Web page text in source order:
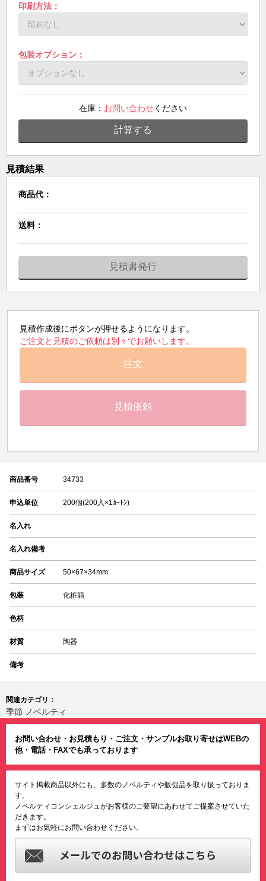
印刷方法：
包装オプション：
在庫： お問い合わせください
計算する
見積結果
商品代：
送料：
見積書発行
見積作成後にボタンが押せるようになります。
ご注文と見積のご依頼は別々でお願いします。
注文
見積依頼
商品番号 34733
申込単位 200個(200入×1ｶｰﾄﾝ)
名入れ
名入れ備考
商品サイズ 50×67×34mm
包装 化粧箱
色柄
材質 陶器
備考
関連カテゴリ：
季節 ノベルティ
お問い合わせ・お見積もり・ご注文・サンプルお取り寄せはWEBの
他・電話・FAXでも承っております
サイト掲載商品以外にも、多数のノベルティや販促品を取り扱っておりま
す。
ノベルティコンシェルジュがお客様のご要望にあわせてご提案させていた
だきます。
まずはお気軽にお問い合わせください。